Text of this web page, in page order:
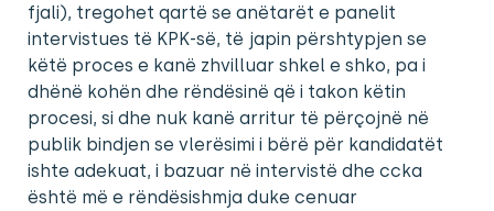
fjali), tregohet qartë se anëtarët e panelit
intervistues të KPK-së, të japin përshtypjen se
këtë proces e kanë zhvilluar shkel e shko, pa i
dhënë kohën dhe rëndësinë që i takon këtin
procesi, si dhe nuk kanë arritur të përçojnë në
publik bindjen se vlerësimi i bërë për kandidatët
ishte adekuat, i bazuar në intervistë dhe ccka
është më e rëndësishmja duke cenuar